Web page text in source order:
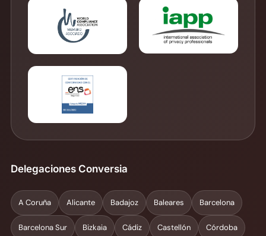
Delegaciones Conversia
A Coruña Alicante Badajoz Baleares Barcelona
Barcelona Sur Bizkaia Cádiz Castellón Córdoba